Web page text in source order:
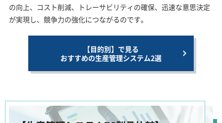
の向上、コスト削減、トレーサビリティの確保、迅速な意思決定
が実現し、競争力の強化につながるのです。
【目的別】で見る
おすすめの生産管理システム2選